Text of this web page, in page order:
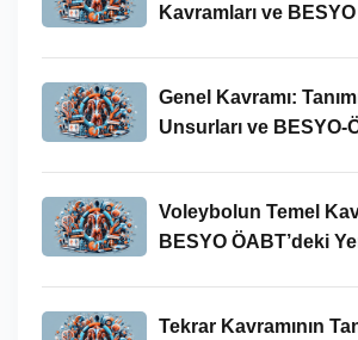
Kavramları ve
Genel Kavramı:
Unsurları ve BESYO-
Voleybolun Temel
BESYO ÖABT’deki
Tekrar Kavramının